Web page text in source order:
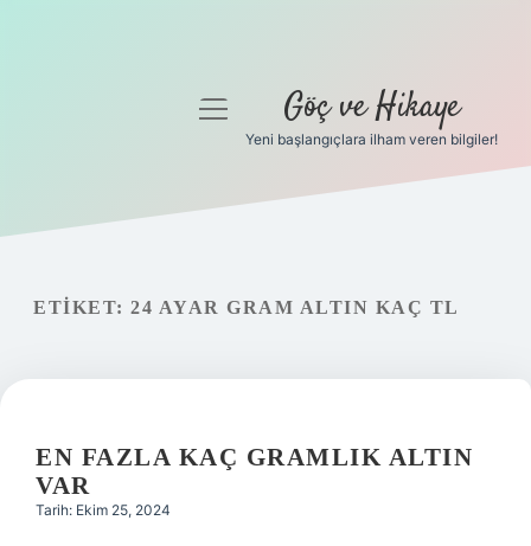
Gizlilik Politikası
menüyü
Göç ve Hikaye
Yeni başlangıçlara ilham veren bilgiler!
ETIKET: 24 AYAR GRAM ALTIN KAÇ TL
EN FAZLA KAÇ GRAMLIK ALTIN
VAR
Tarih: Ekim 25, 2024